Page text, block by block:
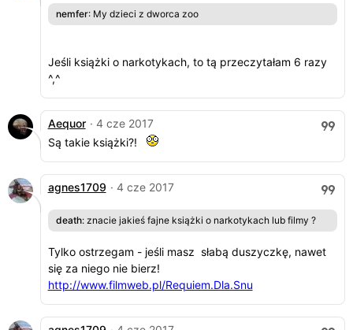
nemfer: My dzieci z dworca zoo
Jeśli książki o narkotykach, to tą przeczytałam 6 razy
^,^
Aequor · 4 cze 2017
Są takie książki?!
agnes1709 · 4 cze 2017
death: znacie jakieś fajne książki o narkotykach lub filmy ?
Tylko ostrzegam - jeśli masz słabą duszyczkę, nawet
się za niego nie bierz!
http://www.filmweb.pl/Requiem.Dla.Snu